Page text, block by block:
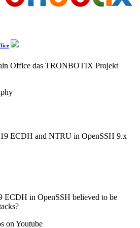
Office das TRONBOTIX Projekt
ECDH and NTRU in OpenSSH 9.x
ECDH in OpenSSH believed to be